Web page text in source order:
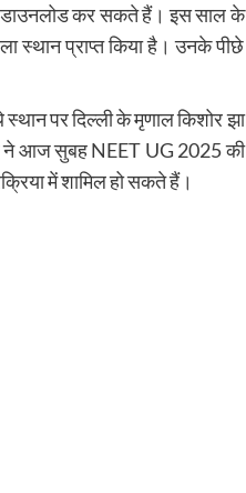
कर सकते हैं। इस साल के
स्थान प्राप्त किया है। उनके पीछे
पर दिल्ली के मृणाल किशोर झा
ने आज सुबह NEET UG 2025 की
में शामिल हो सकते हैं।